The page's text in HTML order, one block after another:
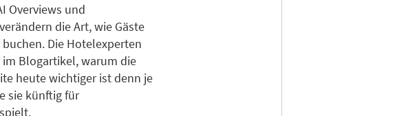
Overviews und
die Art, wie Gäste
Die Hotelexperten
im Blogartikel, warum die
heute wichtiger ist denn je
sie künftig für